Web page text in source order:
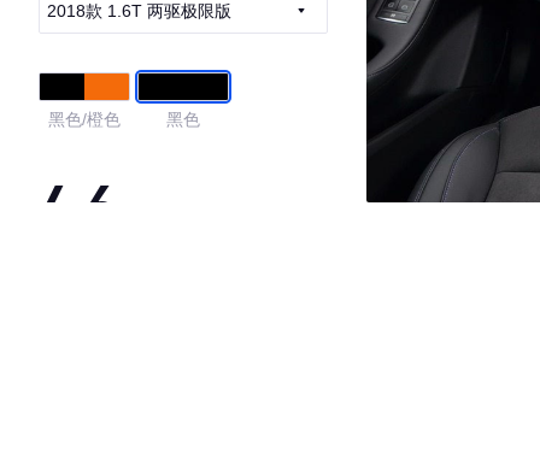
2018款 1.6T 两驱极限版
黑色/橙色 黑色
4.6